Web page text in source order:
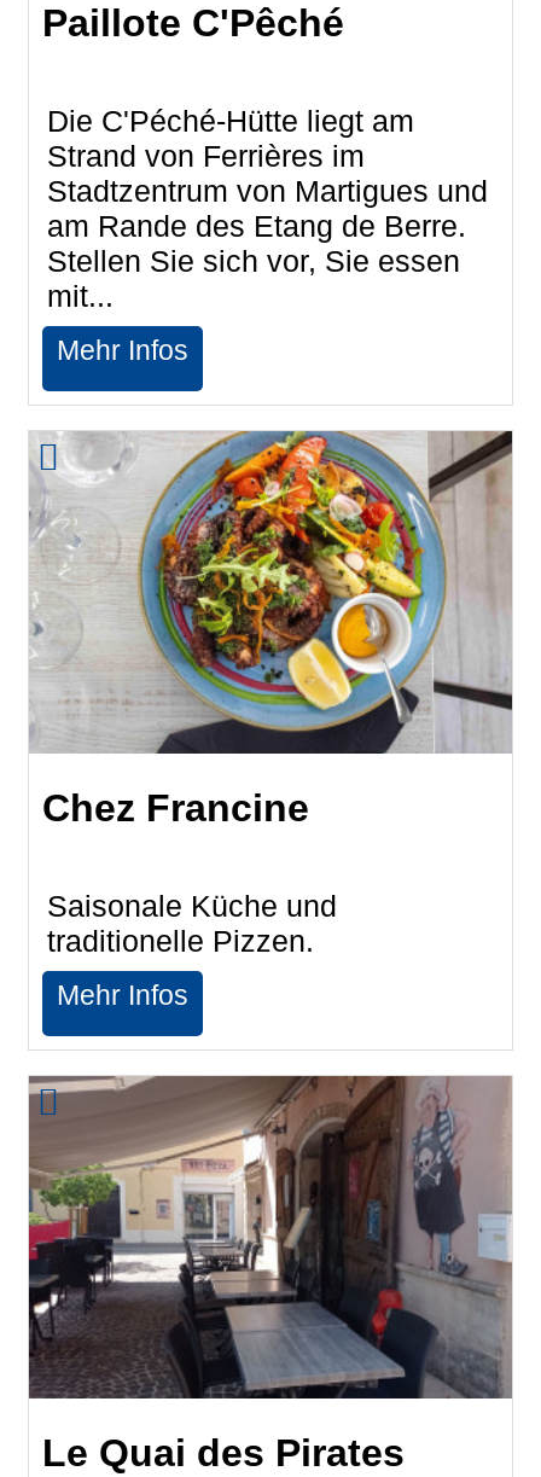
Paillote C'Pêché
Die C'Péché-Hütte liegt am
Strand von Ferrières im
Stadtzentrum von Martigues und
am Rande des Etang de Berre.
Stellen Sie sich vor, Sie essen
mit...
Mehr Infos
Chez Francine
Saisonale Küche und
traditionelle Pizzen.
Mehr Infos
Le Quai des Pirates